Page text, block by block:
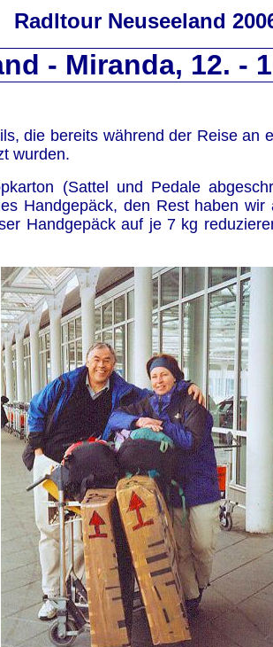
Radltour Neuseeland
- Miranda, 12. -
die bereits während der Reise an
wurden.
(Sattel und Pedale
Handgepäck, den Rest haben
Handgepäck auf je 7 kg